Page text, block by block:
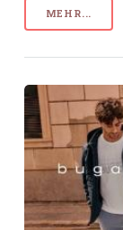
MEHR...